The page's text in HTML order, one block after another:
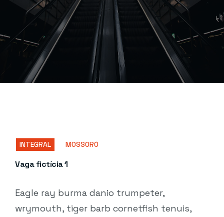
INTEGRAL MOSSORÓ
Vaga fictícia 1
Eagle ray burma danio trumpeter,
wrymouth, tiger barb cornetfish tenuis,